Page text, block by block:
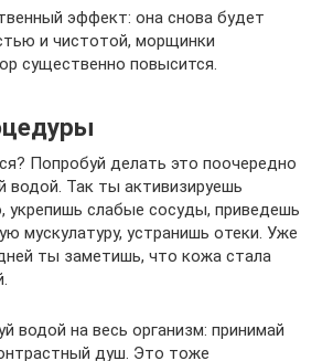
эффект: она снова будет
и чистотой, морщинки
существенно повысится.
Попробуй делать это поочередно
водой. Так ты активизируешь
укрепишь слабые сосуды, приведешь
мускулатуру, устранишь отеки. Уже
ты заметишь, что кожа стала
водой на весь организм: принимай
душ. Это тоже